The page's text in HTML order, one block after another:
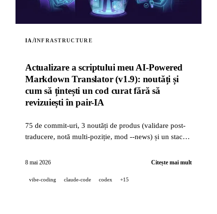
IA /INFRASTRUCTURE
Actualizare a scriptului meu AI-Powered
Markdown Translator (v1.9): noutăți și
cum să țintești un cod curat fără să
revizuiești în pair-IA
75 de commit-uri, 3 noutăți de produs (validare post-
traducere, notă multi-poziție, mod --news) și un stack
revizuire PR asistată de IA) pentru a ținti un cod curat
8 mai 2026 Citește mai mult
vibe-coding claude-code codex +15